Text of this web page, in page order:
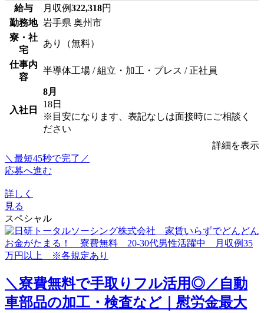
給与 月収例322,318円
勤務地 岩手県 奥州市
寮・社
宅
あり（無料）
仕事内
容
半導体工場 / 組立・加工・プレス / 正社員
入社日
8月
18日
※目安になります、表記なしは面接時にご相談く
ださい
詳細を表示
＼最短45秒で完了／
応募へ進む
詳しく
見る
スペシャル
＼寮費無料で手取りフル活用◎／自動
車部品の加工・検査など｜慰労金最大